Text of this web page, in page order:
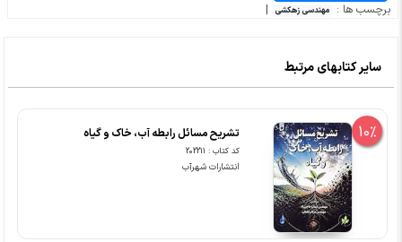
برچسب ها : مهندسی زهکشی |
سایر کتابهای مرتبط
10% تشریح مسائل رابطه آب، خاک و گیاه
کد کتاب : 202211
انتشارات شهرآب